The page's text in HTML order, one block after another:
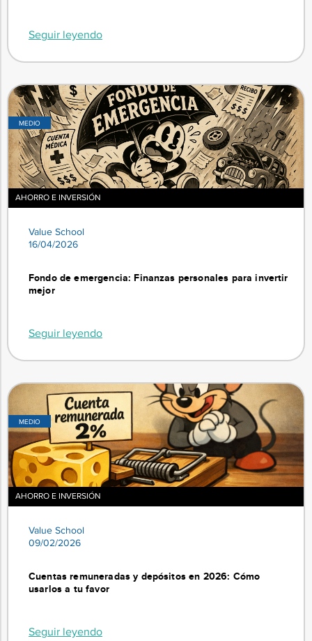
Seguir leyendo
MEDIO
AHORRO E INVERSIÓN
Value School
16/04/2026
Fondo de emergencia: Finanzas personales para invertir
mejor
Seguir leyendo
MEDIO
AHORRO E INVERSIÓN
Value School
09/02/2026
Cuentas remuneradas y depósitos en 2026: Cómo
usarlos a tu favor
Seguir leyendo